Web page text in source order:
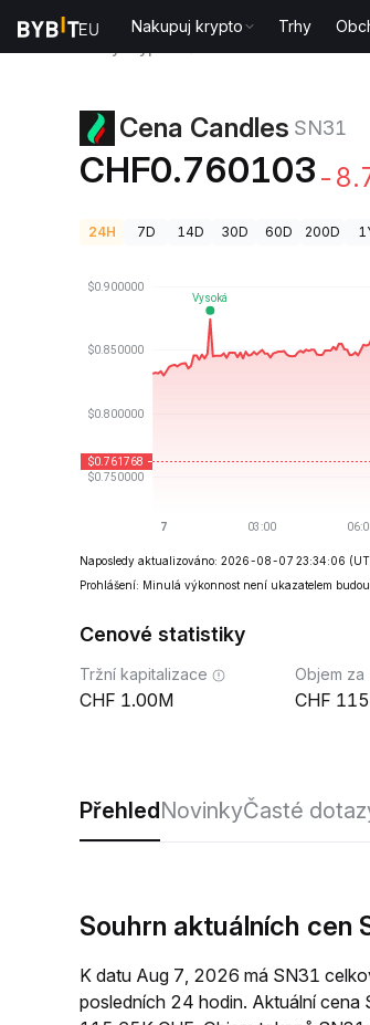
Nakupuj krypto Trhy
Cena Candles SN31
CHF0.760103 -
24H 7D 14D 30D 60D 200D
Naposledy aktualizováno: 2026-08-07 23:34:06
Prohlášení: Minulá výkonnost není ukazatelem
Cenové statistiky
Tržní kapitalizace
1.00M
Objem za
PřehledNovinkyČasté
Souhrn aktuálních cen
K datu Aug 7, 2026 má SN31
posledních 24 hodin. Aktuální